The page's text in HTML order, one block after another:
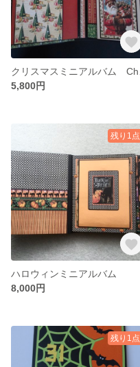
5,800円
残り1点
ハロウィンミニアルバム
8,000円
残り1点